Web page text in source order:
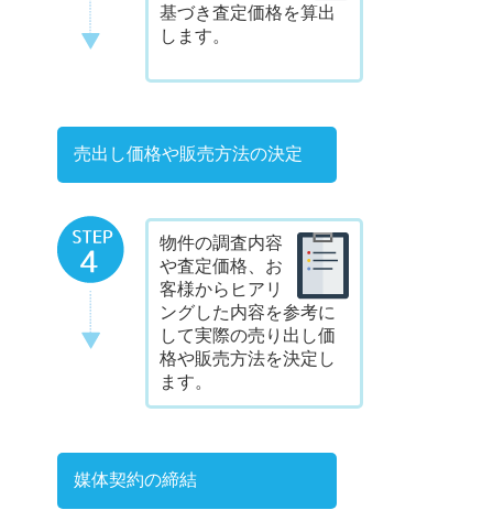
基づき査定価格を算出
します。
売出し価格や販売方法の決定
物件の調査内容
や査定価格、お
客様からヒアリ
ングした内容を参考に
して実際の売り出し価
格や販売方法を決定し
ます。
媒体契約の締結